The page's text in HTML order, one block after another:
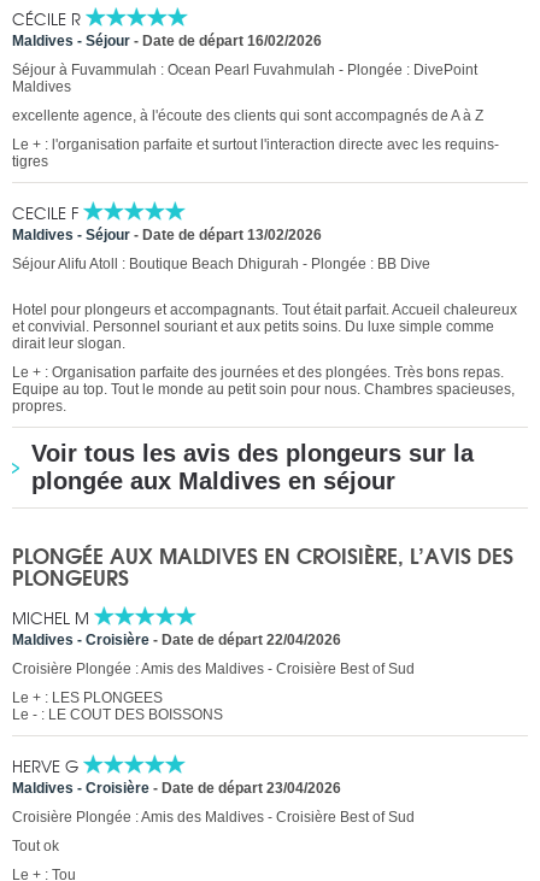
CÉCILE R
Maldives - Séjour - Date de départ 16/02/2026
Séjour à Fuvammulah : Ocean Pearl Fuvahmulah - Plongée : DivePoint
Maldives
excellente agence, à l'écoute des clients qui sont accompagnés de A à Z
Le + : l'organisation parfaite et surtout l'interaction directe avec les requins-
tigres
CECILE F
Maldives - Séjour - Date de départ 13/02/2026
Séjour Alifu Atoll : Boutique Beach Dhigurah - Plongée : BB Dive
Hotel pour plongeurs et accompagnants. Tout était parfait. Accueil chaleureux
et convivial. Personnel souriant et aux petits soins. Du luxe simple comme
dirait leur slogan.
Le + : Organisation parfaite des journées et des plongées. Très bons repas.
Equipe au top. Tout le monde au petit soin pour nous. Chambres spacieuses,
propres.
Voir tous les avis des plongeurs sur la
plongée aux Maldives en séjour
PLONGÉE AUX MALDIVES EN CROISIÈRE, L’AVIS DES
PLONGEURS
MICHEL M
Maldives - Croisière - Date de départ 22/04/2026
Croisière Plongée : Amis des Maldives - Croisière Best of Sud
Le + : LES PLONGEES
Le - : LE COUT DES BOISSONS
HERVE G
Maldives - Croisière - Date de départ 23/04/2026
Croisière Plongée : Amis des Maldives - Croisière Best of Sud
Tout ok
Le + : Tou